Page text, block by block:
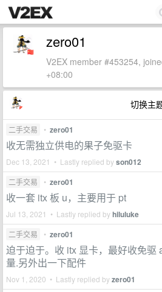
zero01
V2EX member #453254,
+08:00
切换主
二手交易 • zero01
收无需独立供电的果子免驱卡
Dec 13, 2021 • Lastly replied byson012
二手交易 • zero01
收一套 itx 板 u，主要用于 pt
Jul 13, 2021 • Lastly replied byhiluluke
二手交易 • zero01
迫于迫于。收 itx 显卡，最好收免驱
量.另外出一下配件
Nov 1, 2020 • Lastly replied byzero01